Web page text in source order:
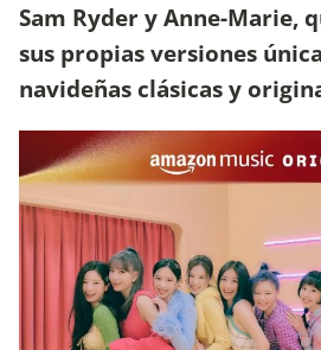
Sam Ryder y Anne-Marie,
sus propias versiones
navideñas clásicas y